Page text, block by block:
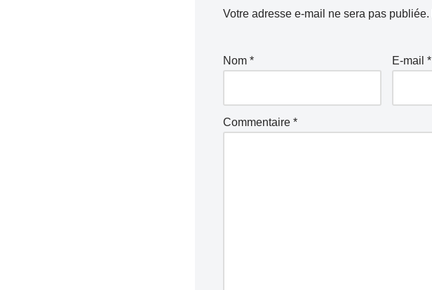
Votre adresse e-mail ne sera pas publiée.
Nom * E-mail *
Commentaire *